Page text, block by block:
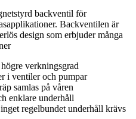
backventil för
Backventilen är
design som erbjuder många
verkningsgrad
i ventiler och pumpar
samlas på våren
enklare underhåll
regelbundet underhåll krävs